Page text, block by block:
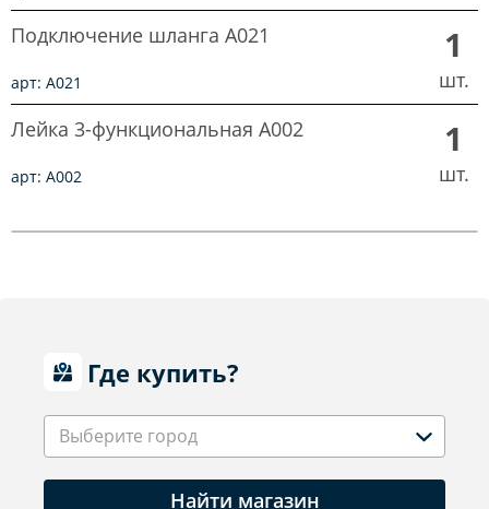
Подключение шланга A021
арт: A021
1
шт.
Лейка 3-функциональная A002
арт: A002
1
шт.
Где купить?
Выберите город
Найти магазин